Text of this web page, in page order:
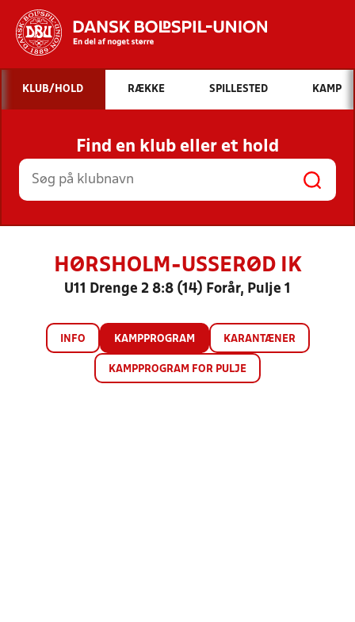
Hvad vil du søge efter?
INDHOLD OG NYHEDER
STILLINGER, RESULTATER, KLUBBER OG
HOLD
KLUB/HOLD RÆKKE SPILLESTED KAMP
Find en klub eller et hold
HØRSHOLM-USSERØD IK
U11 Drenge 2 8:8 (14) Forår, Pulje 1
INFO KAMPPROGRAM KARANTÆNER
KAMPPROGRAM FOR PULJE